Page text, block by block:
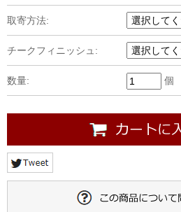
取寄方法:
チークフィニッシュ:
数量: 個